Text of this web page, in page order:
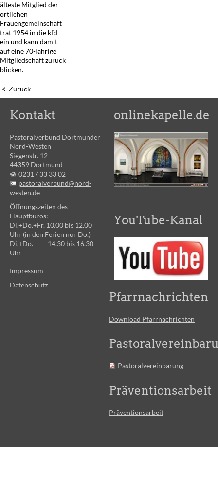
älteste Mitglied der
örtlichen
Frauengemeinschaft
trat 1954 in die kfd
ein und kann damit
auf eine 70-jährige
Mitgliedschaft zurück
blicken.
Zurück
Kontakt
Pastoralverbund Dortmunder
Nord-Westen
Siegenstr. 12
44359 Dortmund
0231 / 33 33 02
pastoralverbund@nord-
westen.de
Öffnungszeiten des
Hauptbüros:
Di.+Do.+Fr. 10.00 bis 12.00
Uhr (in den Ferien nur Do.)
Di.+Do. 14.30 bis 16.30
Uhr
Impressum
Datenschutz
onlinekapelle.de
YouTube-Kanal
Pfarrnachrichten
Download Pfarrnachrichten
Pastoralvereinbarung
Präventionsarbeit
Präventionsarbeit